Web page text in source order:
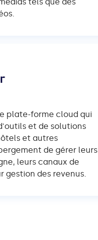
tels que des
plate-forme cloud qui
et de solutions
et autres
de gérer leurs
leurs canaux de
des revenus.